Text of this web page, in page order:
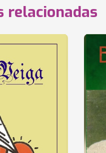
relacionadas